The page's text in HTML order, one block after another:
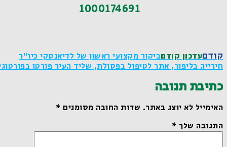
1000174691
קודםעדכון קודםביקור מקצועי ראשון של לדיאנסקי כיו"ר
חירייה בליפור, אתר לטיפול בפסולת, שליד העיר פורטו בפורטוגל
כתיבת תגובה
האימייל לא יוצג באתר.שדות החובה מסומנים*
התגובה שלך*